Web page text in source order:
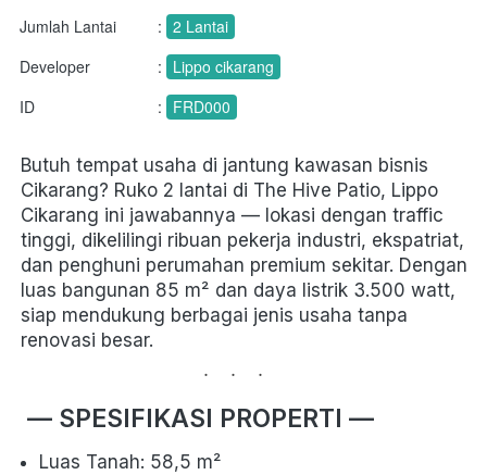
Jumlah Lantai
: 2 Lantai
Developer
: Lippo cikarang
ID
: FRD000
Butuh tempat usaha di jantung kawasan bisnis
Cikarang? Ruko 2 lantai di The Hive Patio, Lippo
Cikarang ini jawabannya — lokasi dengan traffic
tinggi, dikelilingi ribuan pekerja industri, ekspatriat,
dan penghuni perumahan premium sekitar. Dengan
luas bangunan 85 m² dan daya listrik 3.500 watt,
siap mendukung berbagai jenis usaha tanpa
renovasi besar.
...
— SPESIFIKASI PROPERTI —
Luas Tanah: 58,5 m²